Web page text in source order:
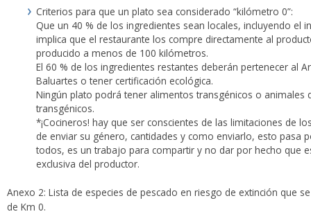
Criterios para que un plato sea considerado “kilómetro 0”:
Que un 40 % de los ingredientes sean locales, incluyendo el
implica que el restaurante los compre directamente al
producido a menos de 100 kilómetros.
El 60 % de los ingredientes restantes deberán pertenecer al
Baluartes o tener certificación ecológica.
Ningún plato podrá tener alimentos transgénicos o animales
transgénicos.
*¡Cocineros! hay que ser conscientes de las limitaciones de
de enviar su género, cantidades y como enviarlo, esto pasa
todos, es un trabajo para compartir y no dar por hecho que
exclusiva del productor.
Anexo 2: Lista de especies de pescado en riesgo de extinción que
de Km 0.